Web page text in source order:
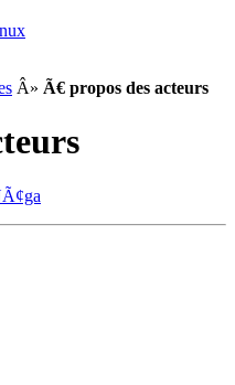
Â» Ã€ propos des acteurs